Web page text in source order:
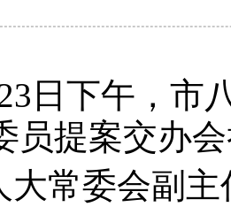
日下午，市
员提案交办
大常委会副